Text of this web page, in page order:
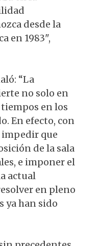
desde la
en 1983",
“La
no solo en
tiempos en los
En efecto, con
que
de la sala
e imponer el
actual
en pleno
ya han sido